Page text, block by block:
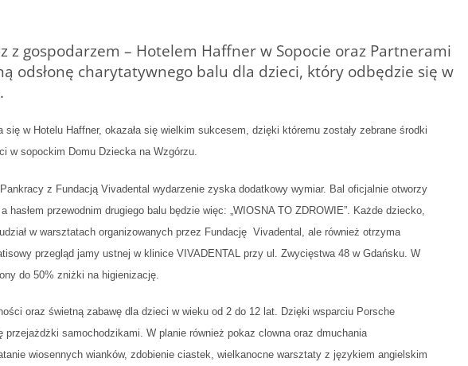
z gospodarzem – Hotelem Haffner w Sopocie oraz Partnerami
odsłonę charytatywnego balu dla dzieci, który odbędzie się w
się w Hotelu Haffner, okazała się wielkim sukcesem, dzięki któremu zostały zebrane środki
w sopockim Domu Dziecka na Wzgórzu.
z Fundacją Vivadental wydarzenie zyska dodatkowy wymiar. Bal oficjalnie otworzy
hasłem przewodnim drugiego balu będzie więc: „WIOSNA TO ZDROWIE”. Każde dziecko,
w warsztatach organizowanych przez Fundację Vivadental, ale również otrzyma
przegląd jamy ustnej w klinice VIVADENTAL przy ul. Zwycięstwa 48 w Gdańsku. W
do 50% zniżki na higienizację.
oraz świetną zabawę dla dzieci w wieku od 2 do 12 lat. Dzięki wsparciu Porsche
przejażdżki samochodzikami. W planie również pokaz clowna oraz dmuchania
wiosennych wianków, zdobienie ciastek, wielkanocne warsztaty z językiem angielskim